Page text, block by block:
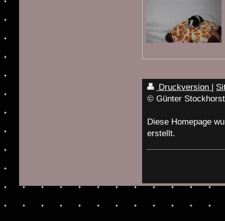
Druckversion |
© Günter Stockhorst
Diese Homepage
erstellt.